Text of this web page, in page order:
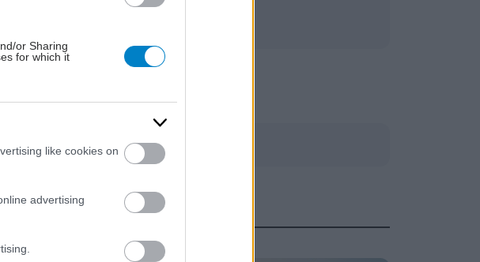
or Sharing
for which it
like cookies on
advertising